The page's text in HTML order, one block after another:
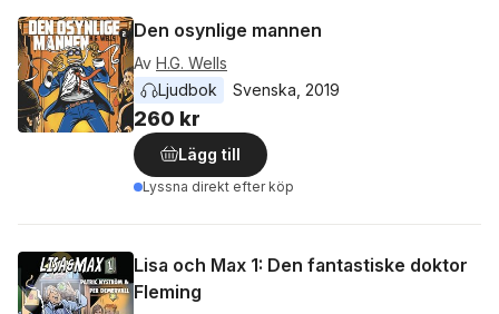
Den osynlige mannen
Av H.G. Wells
Ljudbok
Svenska 2019
260 kr
Lägg till
Lyssna direkt efter köp
Lisa och Max 1: Den fantastiske doktor
Fleming